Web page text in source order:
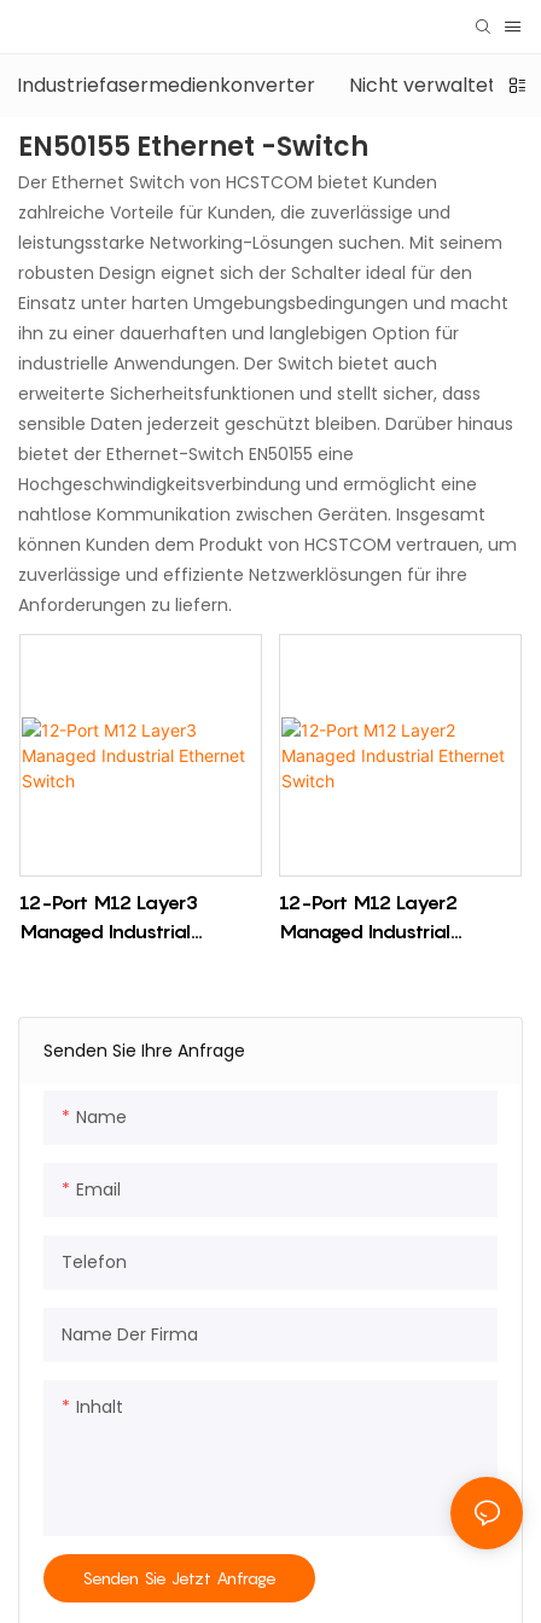
Industriefasermedienkonverter Nicht verwaltetes
EN50155 Ethernet -Switch
Der Ethernet Switch von HCSTCOM bietet Kunden
zahlreiche Vorteile für Kunden, die zuverlässige und
leistungsstarke Networking-Lösungen suchen. Mit seinem
robusten Design eignet sich der Schalter ideal für den
Einsatz unter harten Umgebungsbedingungen und macht
ihn zu einer dauerhaften und langlebigen Option für
industrielle Anwendungen. Der Switch bietet auch
erweiterte Sicherheitsfunktionen und stellt sicher, dass
sensible Daten jederzeit geschützt bleiben. Darüber hinaus
bietet der Ethernet-Switch EN50155 eine
Hochgeschwindigkeitsverbindung und ermöglicht eine
nahtlose Kommunikation zwischen Geräten. Insgesamt
können Kunden dem Produkt von HCSTCOM vertrauen, um
zuverlässige und effiziente Netzwerklösungen für ihre
Anforderungen zu liefern.
Senden Sie Ihre Anfrage
Name
Email
Telefon
Name Der Firma
Inhalt
Senden Sie Jetzt Anfrage
12-Port M12 Layer3
Managed Industrial
12-Port M12 Layer2
Managed Industrial